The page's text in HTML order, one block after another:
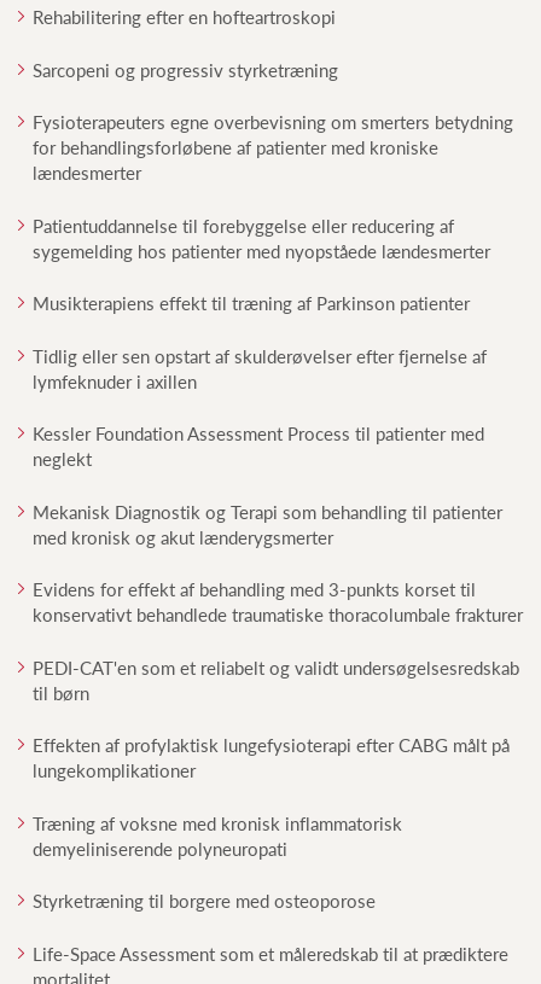
Rehabilitering efter en hofteartroskopi
Sarcopeni og progressiv styrketræning
Fysioterapeuters egne overbevisning om smerters betydning
for behandlingsforløbene af patienter med kroniske
lændesmerter
Patientuddannelse til forebyggelse eller reducering af
sygemelding hos patienter med nyopståede lændesmerter
Musikterapiens effekt til træning af Parkinson patienter
Tidlig eller sen opstart af skulderøvelser efter fjernelse af
lymfeknuder i axillen
Kessler Foundation Assessment Process til patienter med
neglekt
Mekanisk Diagnostik og Terapi som behandling til patienter
med kronisk og akut lænderygsmerter
Evidens for effekt af behandling med 3-punkts korset til
konservativt behandlede traumatiske thoracolumbale frakturer
PEDI-CAT'en som et reliabelt og validt undersøgelsesredskab
til børn
Effekten af profylaktisk lungefysioterapi efter CABG målt på
lungekomplikationer
Træning af voksne med kronisk inflammatorisk
demyeliniserende polyneuropati
Styrketræning til borgere med osteoporose
Life-Space Assessment som et måleredskab til at prædiktere
mortalitet